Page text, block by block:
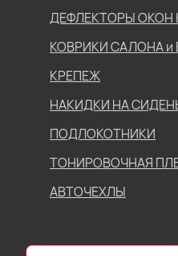
ДЕФЛЕКТОРЫ ОКОН
КОВРИКИ САЛОНА и
КРЕПЕЖ
НАКИДКИ НА
ПОДЛОКОТНИКИ
ТОНИРОВОЧНАЯ
АВТОЧЕХЛЫ